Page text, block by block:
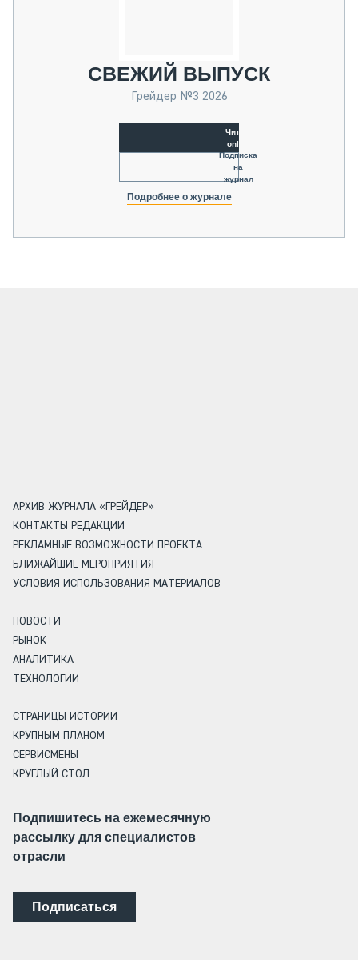
СВЕЖИЙ ВЫПУСК
Грейдер №3 2026
Читать
online
Подписка
на
журнал
Подробнее о журнале
АРХИВ ЖУРНАЛА «ГРЕЙДЕР»
КОНТАКТЫ РЕДАКЦИИ
РЕКЛАМНЫЕ ВОЗМОЖНОСТИ ПРОЕКТА
БЛИЖАЙШИЕ МЕРОПРИЯТИЯ
УСЛОВИЯ ИСПОЛЬЗОВАНИЯ МАТЕРИАЛОВ
НОВОСТИ
РЫНОК
АНАЛИТИКА
ТЕХНОЛОГИИ
СТРАНИЦЫ ИСТОРИИ
КРУПНЫМ ПЛАНОМ
СЕРВИСМЕНЫ
КРУГЛЫЙ СТОЛ
Подпишитесь на ежемесячную
рассылку для специалистов
отрасли
Подписаться